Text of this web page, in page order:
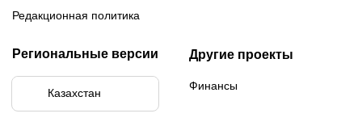
Редакционная политика
Региональные версии
Казахстан
Другие проекты
Финансы